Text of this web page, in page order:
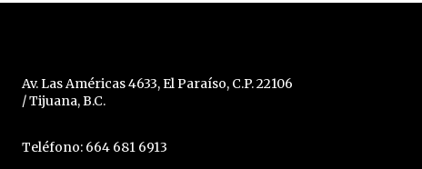
Av. Las Américas 4633, El Paraíso, C.P. 22106
/ Tijuana, B.C.
Teléfono: 664 681 6913